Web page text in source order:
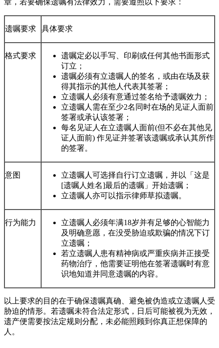
章，若要确保遗嘱有法律效力，需要遵照以下要求：
遗嘱要求 具体要求
格式要求
遗嘱定必以手写、印刷或任何其他书面形式
订立；
遗嘱必须有立遗嘱人的签名，或由在场及获
得其指示的其他人代表其签署；
立遗嘱人必须有意通过签名给予遗嘱效力；
立遗嘱人需在至少2名同时在场的见证人面前
签署或承认该签署；
每名见证人在立遗嘱人面前(但不必在其他见
证人面前) 作见证并签署该遗嘱或承认其所作
的签署。
意图
立遗嘱人可选择自行订立遗嘱，并以「这是
[遗嘱人姓名]最后的遗嘱」开始遗嘱；
立遗嘱人亦可以指示律师草拟遗嘱。
行为能力
立遗嘱人必须年满18岁并有足够的心智能力
及明确意愿，在没受胁迫或欺骗的情况下订
立遗嘱；
若立遗嘱人患有精神病或严重疾病并正接受
药物治疗，他需要证明他在签署遗嘱时有意
识地知道并同意遗嘱的内容。
以上要求的目的在于确保遗嘱真确、避免被伪造或立遗嘱人受
胁迫的情形。若遗嘱未符合法定形式，日后可能被视为无效，
遗产便需要按法定规则分配，未必能照顾到你真正想保障的
人。